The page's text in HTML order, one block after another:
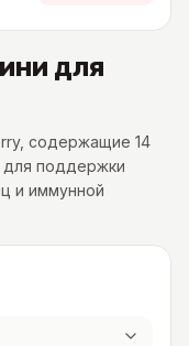
для
содержащие 14
поддержки
и иммунной